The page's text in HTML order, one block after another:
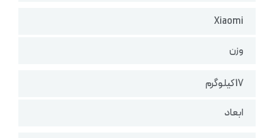
Xiaomi
وزن
17 کیلوگرم
ابعاد